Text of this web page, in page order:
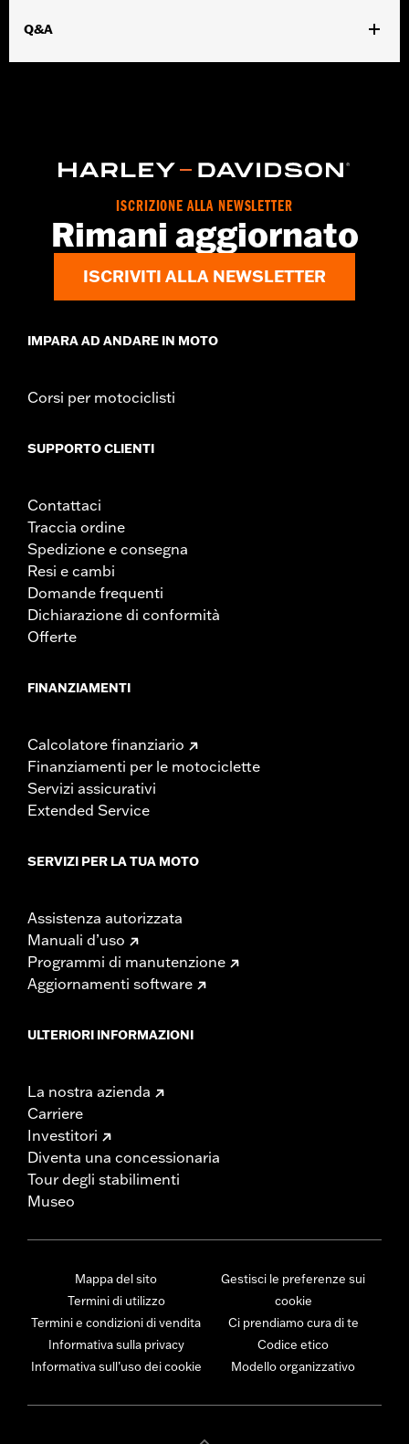
complete
Q&A
ISCRIZIONE ALLA NEWSLETTER
Rimani aggiornato
ISCRIVITI ALLA NEWSLETTER
IMPARA AD ANDARE IN MOTO
Corsi per motociclisti
SUPPORTO CLIENTI
Contattaci
Traccia ordine
Spedizione e consegna
Resi e cambi
Domande frequenti
Dichiarazione di conformità
Offerte
FINANZIAMENTI
Calcolatore finanziario
Finanziamenti per le motociclette
Servizi assicurativi
Extended Service
SERVIZI PER LA TUA MOTO
Assistenza autorizzata
Manuali d’uso
Programmi di manutenzione
Aggiornamenti software
ULTERIORI INFORMAZIONI
La nostra azienda
Carriere
Investitori
Diventa una concessionaria
Tour degli stabilimenti
Museo
Mappa del sito
Termini di utilizzo
Termini e condizioni di vendita
Informativa sulla privacy
Informativa sull’uso dei cookie
Gestisci le preferenze sui
cookie
Ci prendiamo cura di te
Codice etico
Modello organizzativo